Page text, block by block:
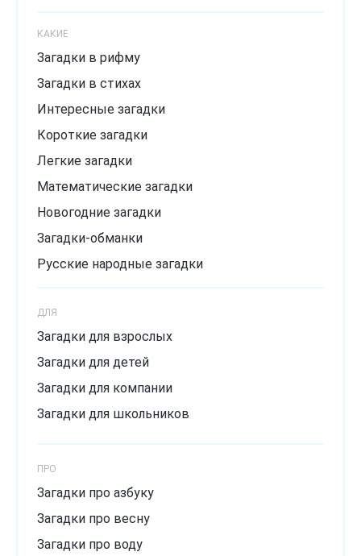
КАКИЕ
Загадки в рифму
Загадки в стихах
Интересные загадки
Короткие загадки
Легкие загадки
Математические загадки
Новогодние загадки
Загадки-обманки
Русские народные загадки
Сложные загадки
Смешные загадки
Хитрые загадки
ДЛЯ
Загадки для взрослых
Загадки для детей
Загадки для компании
Загадки для школьников
ПРО
Загадки про азбуку
Загадки про весну
Загадки про воду